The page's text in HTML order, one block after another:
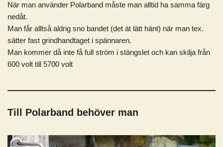
När man använder Polarband måste man alltid ha samma färg
nedåt.
Man får alltså aldrig sno bandet (det ät lätt hänt) när man tex.
sätter fast grindhandtaget i spännaren.
Man kommer då inte få full ström i stängslet och kan skilja från
600 volt till 5700 volt
Till Polarband behöver man